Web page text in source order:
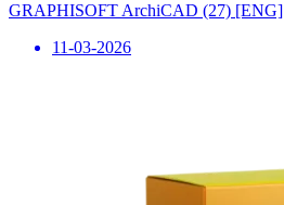
GRAPHISOFT ArchiCAD (27) [ENG]
11-03-2026